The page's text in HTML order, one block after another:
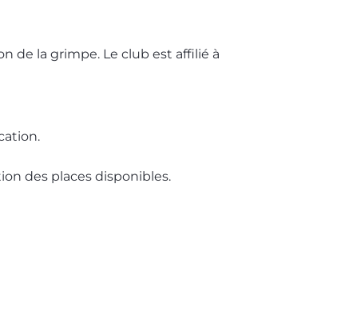
de la grimpe. Le club est affilié à
des places disponibles.